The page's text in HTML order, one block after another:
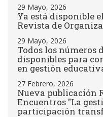
29 Mayo, 2026
Ya está disponible
Revista de
29 Mayo, 2026
Todos los números
disponibles para
en gestión
27 Febrero, 2026
Nueva publicación
Encuentros "La
participación